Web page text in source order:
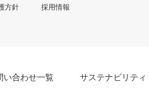
方針 採用情報
い合わせ一覧 サステナビリティ